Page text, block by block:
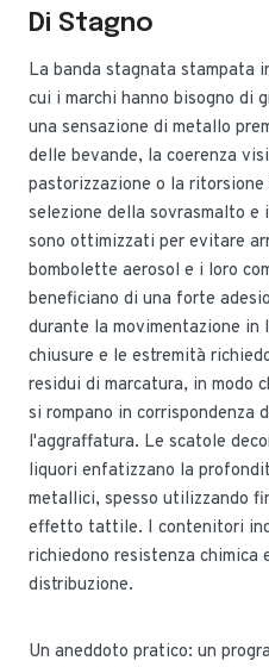
Di Stagno
La banda stagnata stampata
cui i marchi hanno bisogno di
una sensazione di metallo
delle bevande, la coerenza
pastorizzazione o la
selezione della sovrasmalto e
sono ottimizzati per evitare
bombolette aerosol e i loro
beneficiano di una forte
durante la movimentazione
chiusure e le estremità
residui di marcatura, in modo
si rompano in corrispondenza
l'aggraffatura. Le scatole
liquori enfatizzano la
metallici, spesso utilizzando
effetto tattile. I contenitori
richiedono resistenza chimica
distribuzione.
Un aneddoto pratico: un